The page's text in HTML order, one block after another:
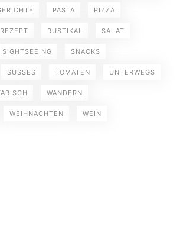
PASTA PIZZA
REZEPT RUSTIKAL SALAT
SIGHTSEEING SNACKS
SÜSSES TOMATEN UNTERWEGS
WANDERN
WEIHNACHTEN WEIN